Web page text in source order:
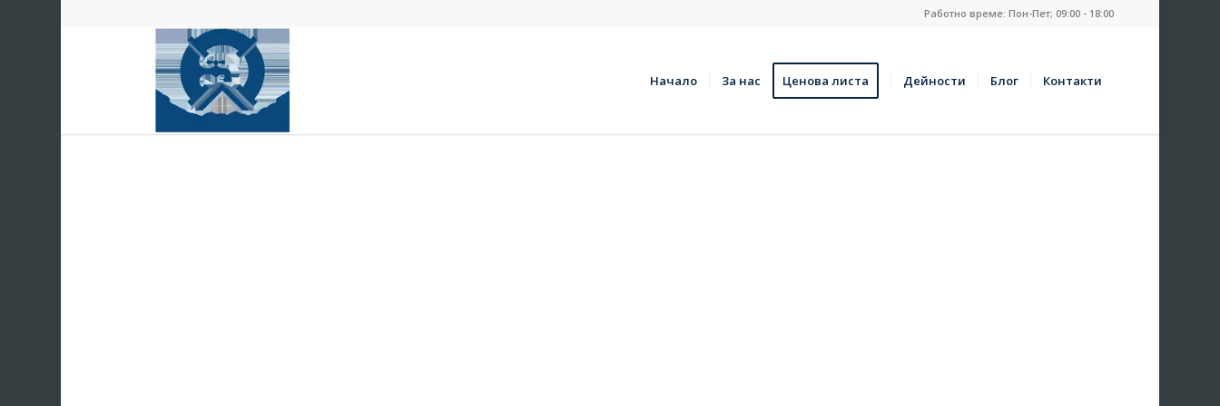
Работно време: Пон-Пет; 09:00 - 18:00
Начало За нас Ценова листа Дейности Блог Контакти